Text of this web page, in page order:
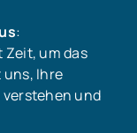
:
Zeit, um das
Ihre
und